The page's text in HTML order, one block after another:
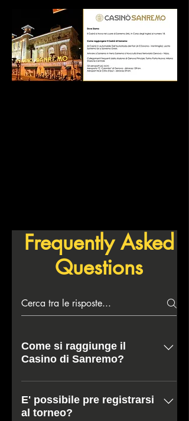
day Partiamo
Frequently Asked
Questions
Come si raggiunge il
Casino di Sanremo?
Corso degli Inglesi, 18 18038
Sanremo (IM) Italia AEREO Nizza -
Francia (65 km - 55 min) Genova
E' possibile pre registrarsi
al torneo?